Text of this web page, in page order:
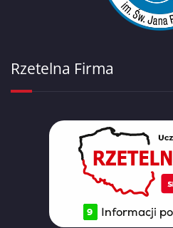
Rzetelna Firma